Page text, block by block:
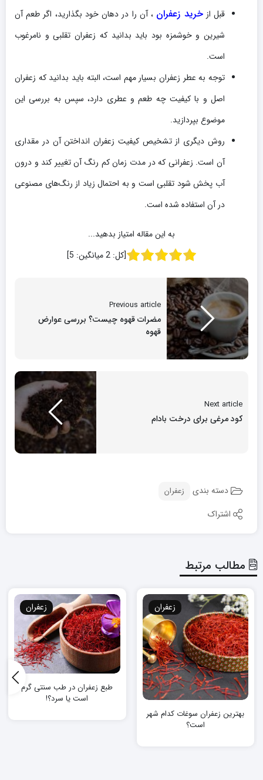
قبل ازخرید زعفران ، آن را در دهان خود بگذارید، اگر طعم آن
شیرین و خوشمزه بود باید بدانید که زعفران تقلبی و نامرغوب
است.
توجه به عطر زعفران بسیار مهم است، البته باید بدانید که زعفران
اصل و با کیفیت چه طعم و عطری دارد، سپس به بررسی این
موضوع بپردازید.
روش دیگری از تشخیص کیفیت زعفران انداختن آن در مقداری
آن است. زعفرانی که در مدت زمان کم رنگ آن تغییر کند و درون
آب پخش شود تقلبی است و به احتمال زیاد از رنگ‌های مصنوعی
در آن استفاده شده است.
به این مقاله امتیاز بدهید...
[کل:2میانگین: 5
]
Previous article
مضرات قهوه چیست؟ بررسی عوارض
قهوه
Next article
کود مرغی برای درخت بادام
دسته بندی زعفران
اشتراک
مطالب مرتبط
زعفران
بهترین زعفران سوغات کدام شهر
است؟
زعفران
طبع زعفران در طب سنتی گرم
است یا سرد؟!